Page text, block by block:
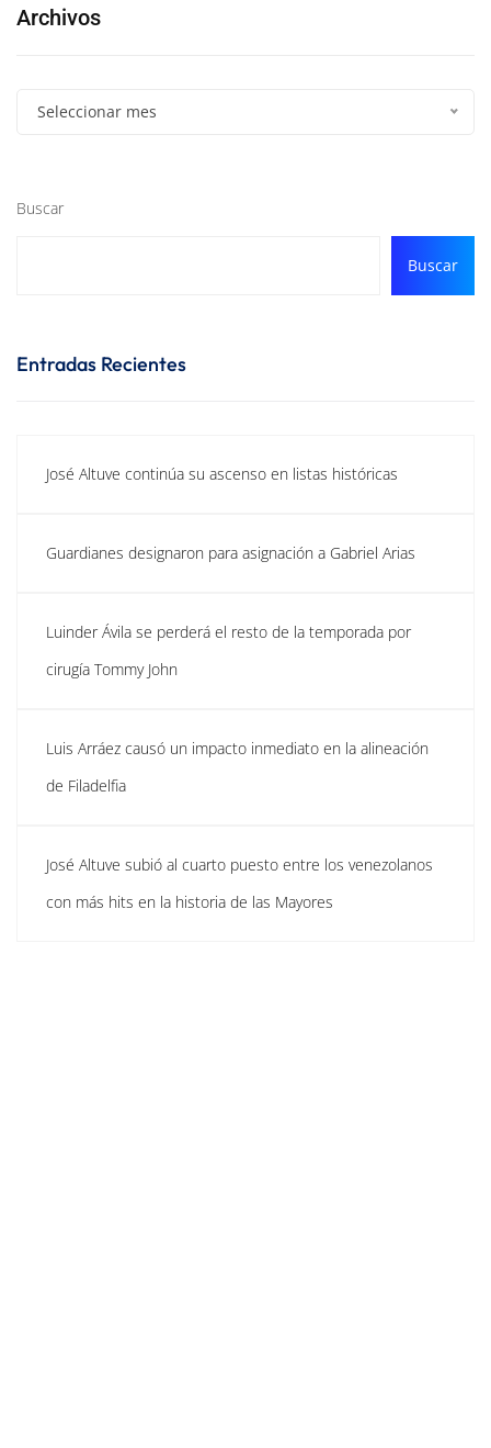
Archivos
Seleccionar mes
Buscar
Buscar
Entradas Recientes
José Altuve continúa su ascenso en listas históricas
Guardianes designaron para asignación a Gabriel Arias
Luinder Ávila se perderá el resto de la temporada por
cirugía Tommy John
Luis Arráez causó un impacto inmediato en la alineación
de Filadelfia
José Altuve subió al cuarto puesto entre los venezolanos
con más hits en la historia de las Mayores